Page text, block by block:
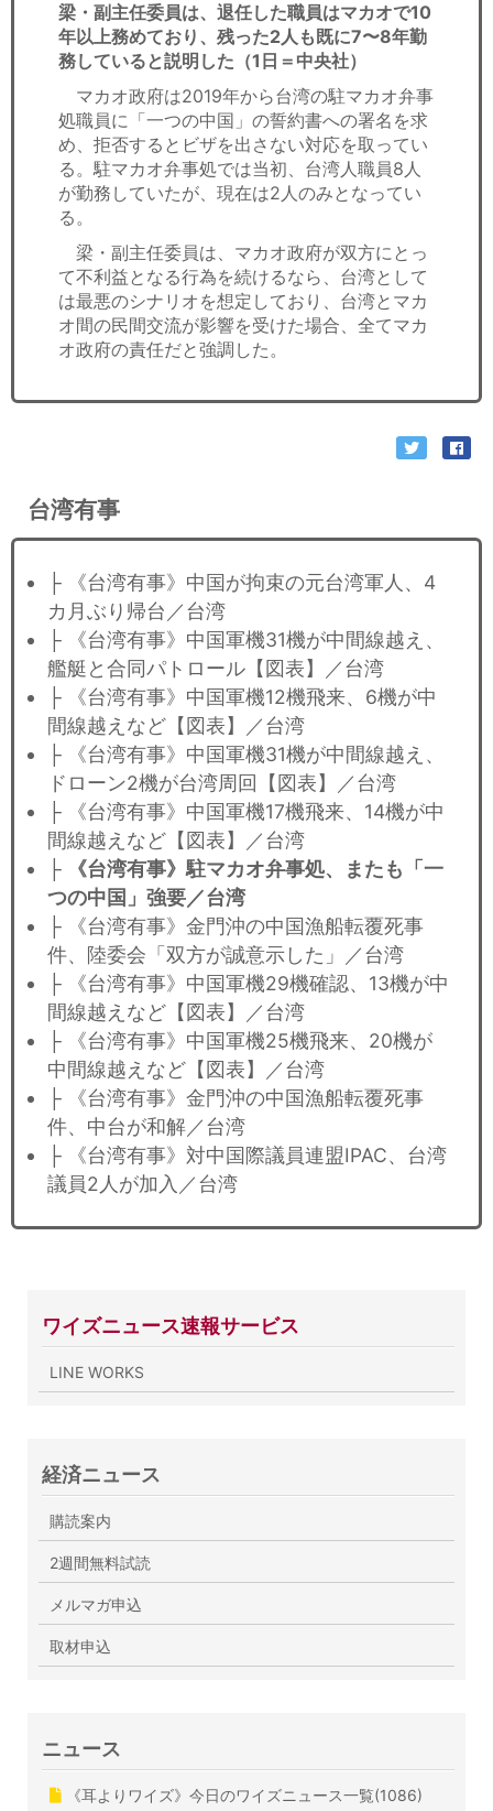
梁・副主任委員は、退任した職員はマカオで10
年以上務めており、残った2人も既に7〜8年勤
務していると説明した（1日＝中央社）
マカオ政府は2019年から台湾の駐マカオ弁事
処職員に「一つの中国」の誓約書への署名を求
め、拒否するとビザを出さない対応を取ってい
る。駐マカオ弁事処では当初、台湾人職員8人
が勤務していたが、現在は2人のみとなってい
る。
梁・副主任委員は、マカオ政府が双方にとっ
て不利益となる行為を続けるなら、台湾として
は最悪のシナリオを想定しており、台湾とマカ
オ間の民間交流が影響を受けた場合、全てマカ
オ政府の責任だと強調した。
台湾有事
├ 《台湾有事》中国が拘束の元台湾軍人、4
カ月ぶり帰台／台湾
├ 《台湾有事》中国軍機31機が中間線越え、
艦艇と合同パトロール【図表】／台湾
├ 《台湾有事》中国軍機12機飛来、6機が中
間線越えなど【図表】／台湾
├ 《台湾有事》中国軍機31機が中間線越え、
ドローン2機が台湾周回【図表】／台湾
├ 《台湾有事》中国軍機17機飛来、14機が中
間線越えなど【図表】／台湾
├
《台湾有事》駐マカオ弁事処、またも「一
つの中国」強要／台湾
├ 《台湾有事》金門沖の中国漁船転覆死事
件、陸委会「双方が誠意示した」／台湾
├ 《台湾有事》中国軍機29機確認、13機が中
間線越えなど【図表】／台湾
├ 《台湾有事》中国軍機25機飛来、20機が
中間線越えなど【図表】／台湾
├ 《台湾有事》金門沖の中国漁船転覆死事
件、中台が和解／台湾
├ 《台湾有事》対中国際議員連盟IPAC、台湾
議員2人が加入／台湾
ワイズニュース速報サービス
LINE WORKS
経済ニュース
購読案内
2週間無料試読
メルマガ申込
取材申込
ニュース
《耳よりワイズ》今日のワイズニュース一覧(1086)